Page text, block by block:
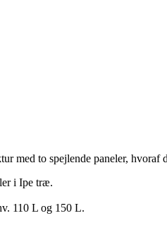
med to spejlende paneler,
i Ipe træ.
110 L og 150 L.